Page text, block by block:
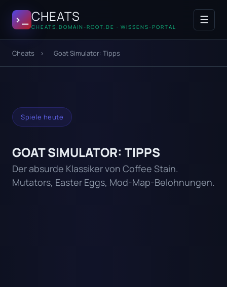
>_CHEATS
CHEATS.DOMAIN-ROOT.DE · WISSENS-PORTAL
☰
Cheats › Goat Simulator: Tipps
Spiele heute
GOAT SIMULATOR: TIPPS
Der absurde Klassiker von Coffee Stain.
Mutators, Easter Eggs, Mod-Map-Belohnungen.